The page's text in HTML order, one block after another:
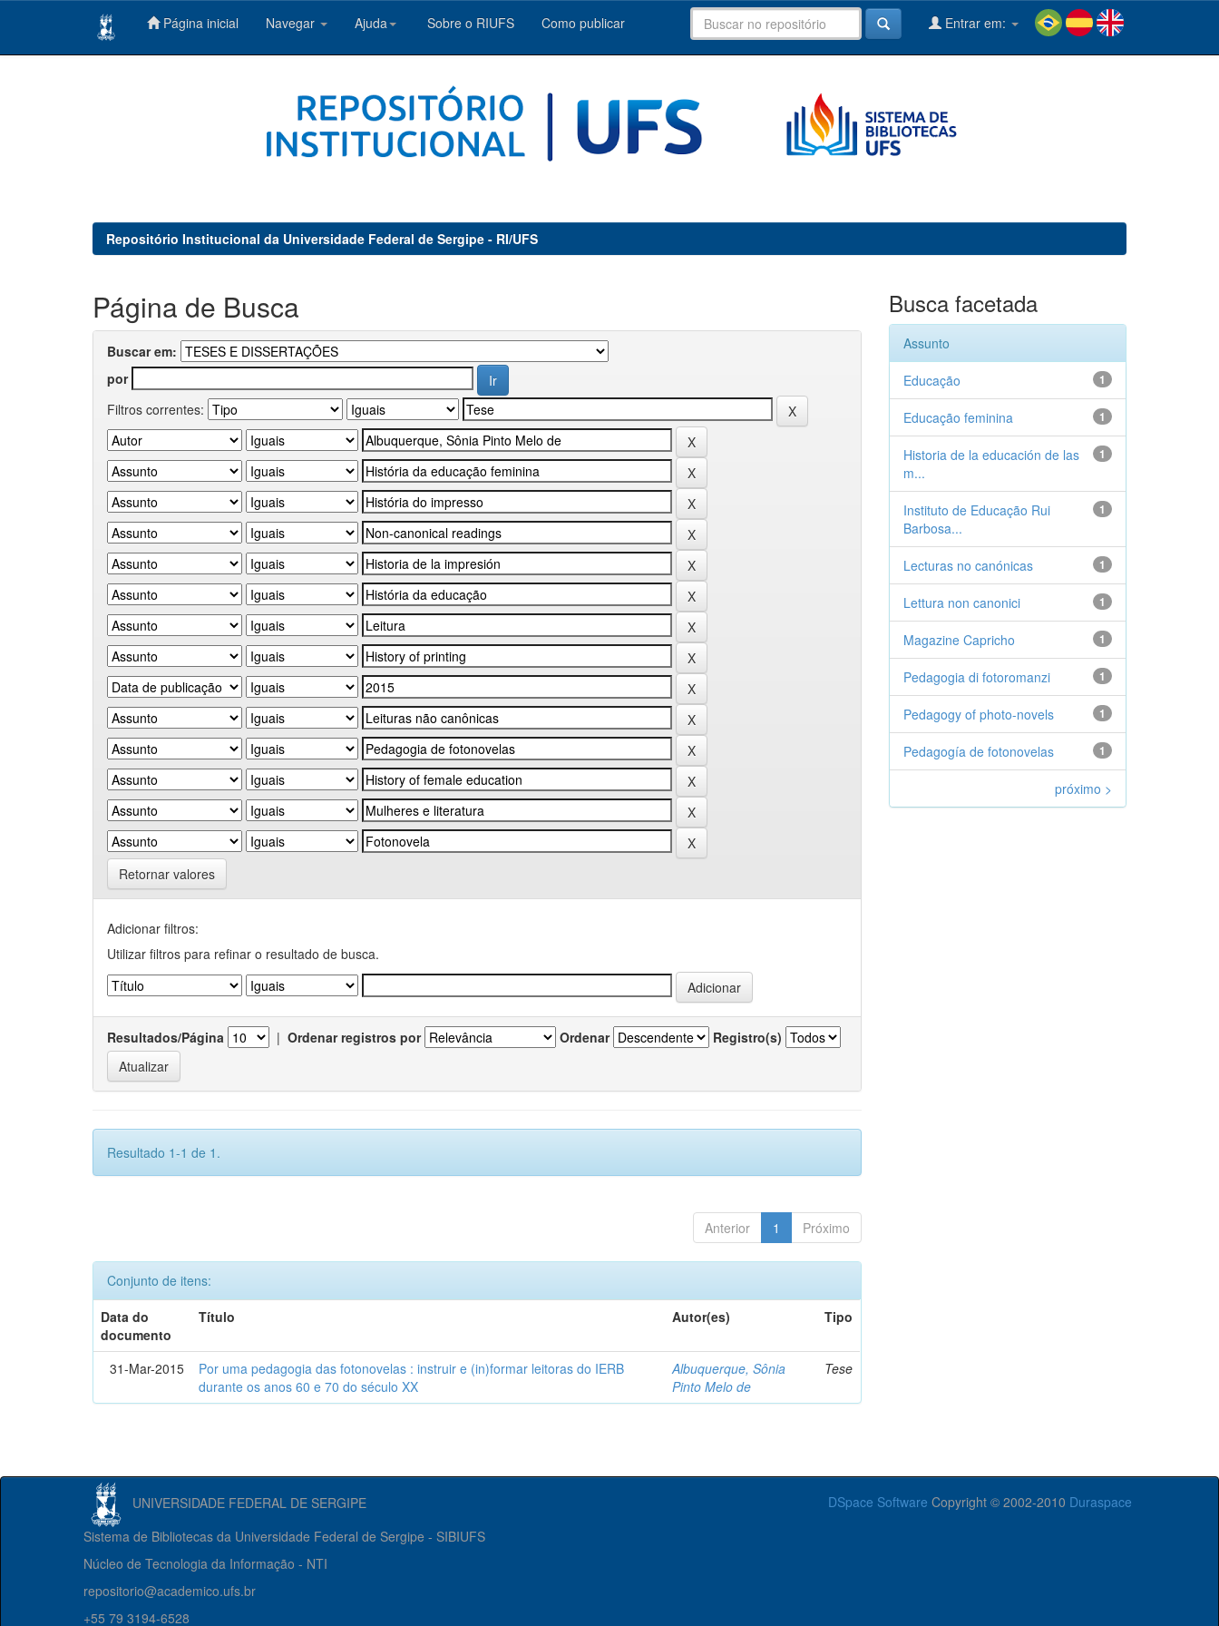
Página inicial Navegar Ajuda Sobre o RIUFS Como publicar Entrar em:
Repositório Institucional da Universidade Federal de Sergipe - RI/UFS
Página de Busca
Buscar em:
por
Filtros correntes:
Retornar valores
Adicionar filtros:
Utilizar filtros para refinar o resultado de busca.
Resultados/Página | Ordenar registros por Ordenar Registro(s)
Resultado 1-1 de 1.
Anterior 1 Próximo
Conjunto de itens:
Data do
documento
Título Autor(es) Tipo
31-Mar-2015
Por uma pedagogia das fotonovelas : instruir e (in)formar leitoras do IERB
durante os anos 60 e 70 do século XX
Albuquerque, Sônia
Pinto Melo de
Tese
Busca facetada
Assunto
1
Educação
1
Educação feminina
1
Historia de la educación de las
m...
1
Instituto de Educação Rui
Barbosa...
1
Lecturas no canónicas
1
Lettura non canonici
1
Magazine Capricho
1
Pedagogia di fotoromanzi
1
Pedagogy of photo-novels
1
Pedagogía de fotonovelas
próximo >
UNIVERSIDADE FEDERAL DE SERGIPE DSpace Software Copyright © 2002-2010 Duraspace
Sistema de Bibliotecas da Universidade Federal de Sergipe - SIBIUFS
Núcleo de Tecnologia da Informação - NTI
repositorio@academico.ufs.br
+55 79 3194-6528